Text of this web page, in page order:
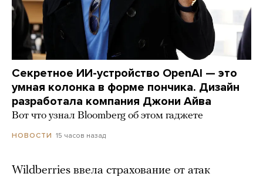
Секретное ИИ-устройство OpenAI — это
умная колонка в форме пончика. Дизайн
разработала компания Джони Айва
Вот что узнал Bloomberg об этом гаджете
НОВОСТИ 15 часов назад
Wildberries ввела страхование от атак